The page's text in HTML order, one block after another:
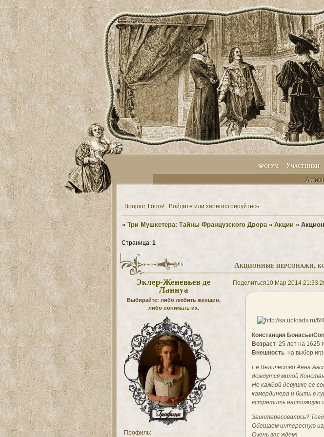
Форум Участники
Bonjour, Гость! Войдите или зарегистрируйтесь
»Три Мушкетера: Тайны Французского Двора »Акции »
Акционные персонажи,
Страница: 1
Поделиться10 Мар 2014
Эклер-Женевьев де
Ланнуа
Выбирайте: либо любить женщин,
либо понимать их.
Профиль:
Констанция Бонасье/
Возраст 25 лет на 1625
Внешность на выбор
Ее Величество Анна
дождутся милой
Не каждой девушке ее
камердинера и быть в
встретить настоящую
Заинтересовались?
Обещаем интересную
Очень вас ждем!